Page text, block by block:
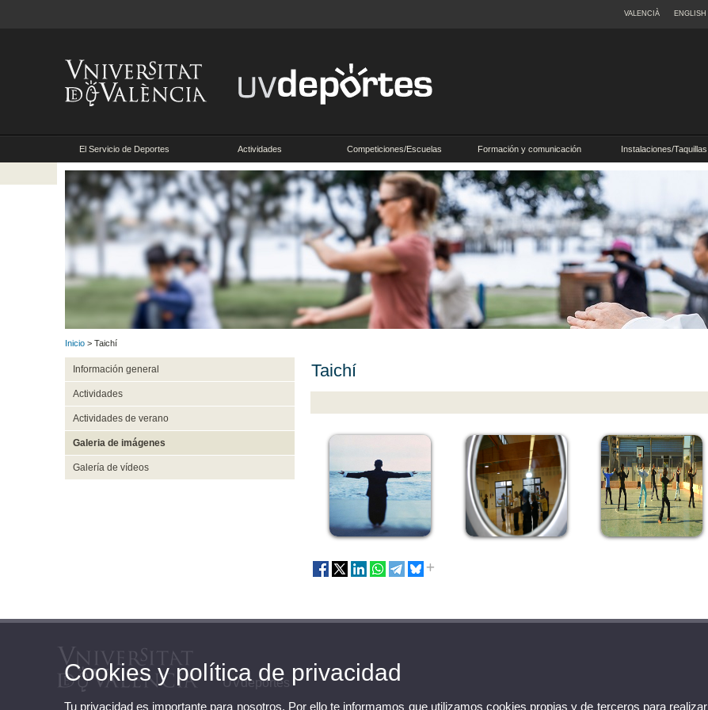
VALENCIÀ ENGLISH
El Servicio de Deportes Actividades Competiciones/Escuelas Formación y comunicación Instalaciones/Taquillas
Inicio > Taichí
Información general
Actividades
Actividades de verano
Galeria de imágenes
Galería de vídeos
Taichí
UVdeportes
Cookies y política de privacidad
Tu privacidad es importante para nosotros. Por ello te informamos que utilizamos cookies propias y de terceros para realizar